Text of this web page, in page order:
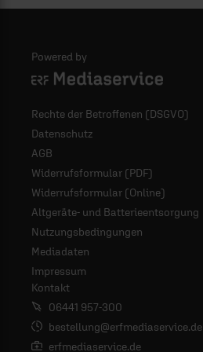
Powered by
Logo - ERF Mediaservice
Rechte der Betroffenen (DSGVO)
Datenschutz
AGB
Widerrufsformular (PDF)
Widerrufsformular (Online)
Altgeräte- und Batterieentsorgung
Nutzungsbedingungen
Mediadaten
Impressum
Kontakt
06441 957-300
bestellung@erfmediaservice.de
erfmediaservice.de